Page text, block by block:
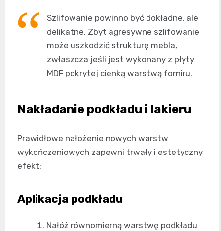
Szlifowanie powinno być dokładne, ale
delikatne. Zbyt agresywne szlifowanie
może uszkodzić strukturę mebla,
zwłaszcza jeśli jest wykonany z płyty
MDF pokrytej cienką warstwą forniru.
Nakładanie podkładu i lakieru
Prawidłowe nałożenie nowych warstw
wykończeniowych zapewni trwały i estetyczny
efekt:
Aplikacja podkładu
Nałóż równomierną warstwę podkładu